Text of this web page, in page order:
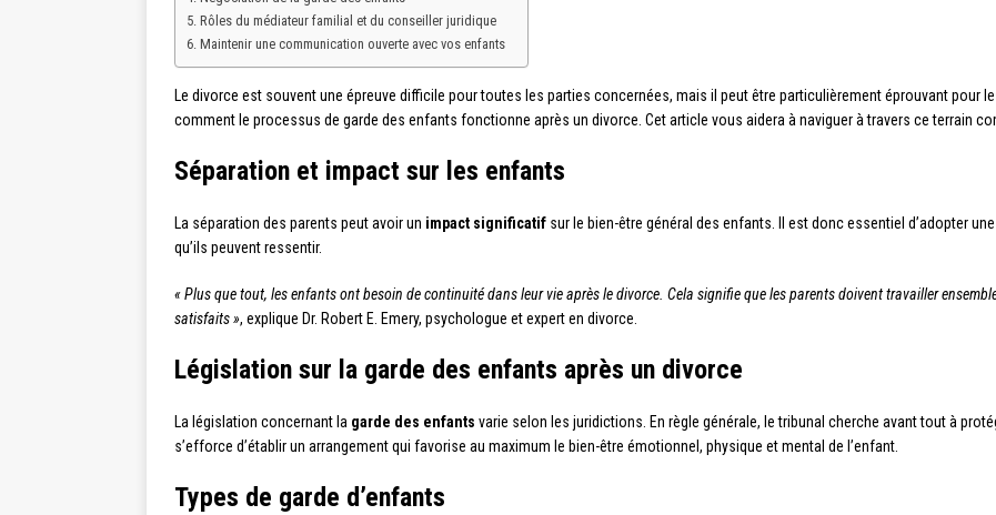
Rôles du médiateur familial et du conseiller juridique
Maintenir une communication ouverte avec vos enfants
Le divorce est souvent une épreuve difficile pour toutes les parties concernées, mais il peut être particulièrement éprouvant pour
comment le processus de garde des enfants fonctionne après un divorce. Cet article vous aidera à naviguer à travers ce terrain
Séparation et impact sur les enfants
La séparation des parents peut avoir un impact significatif sur le bien-être général des enfants. Il est donc essentiel d’adopter
qu’ils peuvent ressentir.
« Plus que tout, les enfants ont besoin de continuité dans leur vie après le divorce. Cela signifie que les parents doivent travailler
satisfaits », explique Dr. Robert E. Emery, psychologue et expert en divorce.
Législation sur la garde des enfants après un divorce
La législation concernant la garde des enfants varie selon les juridictions. En règle générale, le tribunal cherche avant tout à
s’efforce d’établir un arrangement qui favorise au maximum le bien-être émotionnel, physique et mental de l’enfant.
Types de garde d’enfants